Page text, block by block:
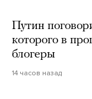
Путин
которого в
блогеры
14 часов назад